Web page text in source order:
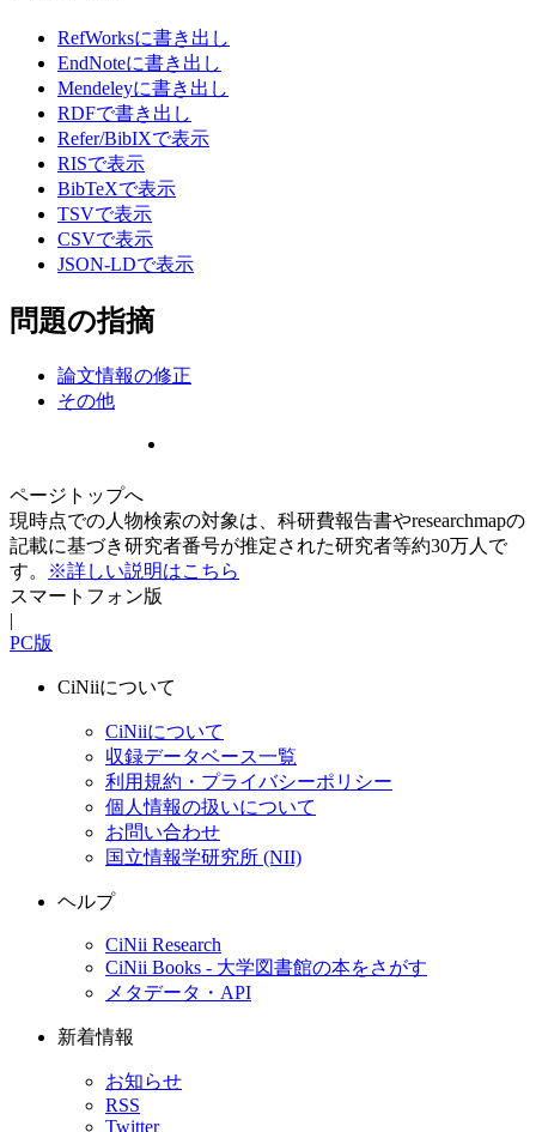
RefWorksに書き出し
EndNoteに書き出し
Mendeleyに書き出し
RDFで書き出し
Refer/BibIXで表示
RISで表示
BibTeXで表示
TSVで表示
CSVで表示
JSON-LDで表示
問題の指摘
論文情報の修正
その他
ページトップへ
現時点での人物検索の対象は、科研費報告書やresearchmapの
記載に基づき研究者番号が推定された研究者等約30万人で
す。
※詳しい説明はこちら
スマートフォン版
|
PC版
CiNiiについて
CiNiiについて
収録データベース一覧
利用規約・プライバシーポリシー
個人情報の扱いについて
お問い合わせ
国立情報学研究所 (NII)
ヘルプ
CiNii Research
CiNii Books - 大学図書館の本をさがす
メタデータ・API
新着情報
お知らせ
RSS
Twitter